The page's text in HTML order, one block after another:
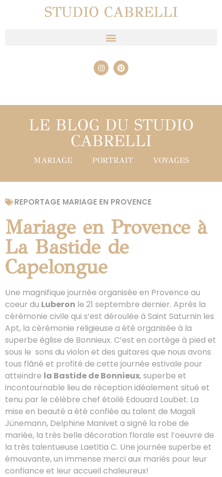
STUDIO CABRELLI
LE BLOG DU STUDIO
CABRELLI
MARIAGE PORTRAIT VOYAGES
REPORTAGE MARIAGE EN PROVENCE
Mariage en Provence à
La Bastide de
Capelongue
Une magnifique journée organisée en Provence au
coeur du Luberon le 21 septembre dernier. Après la
cérémonie civile qui s’est déroulée à Saint Saturnin les
Apt, la cérémonie religieuse a été organisée à la
superbe église de Bonnieux. C’est en cortège à pied et
sous le sons du violon et des guitares que nous avons
tous flâné et profité de cette journée estivale pour
atteindre la Bastide de Bonnieux, superbe et
incontournable lieu de réception idéalement situé et
tenu par le célèbre chef étoilé Edouard Loubet. La
mise en beauté a été confiée au talent de Magali
Jünemann, Delphine Manivet a signé la robe de
mariée, la très belle décoration florale est l’oeuvre de
la très talentueuse Laetitia C. Une journée superbe et
émouvante, un immense merci aux mariés pour leur
confiance et leur accueil chaleureux!